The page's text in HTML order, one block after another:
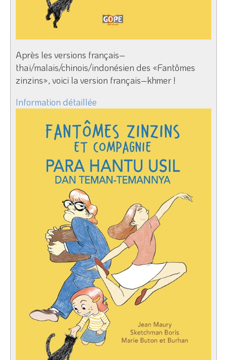
Après les versions français–
thaï/malais/chinois/indonésien des «Fantômes
zinzins», voici la version français–khmer !
Information détaillée